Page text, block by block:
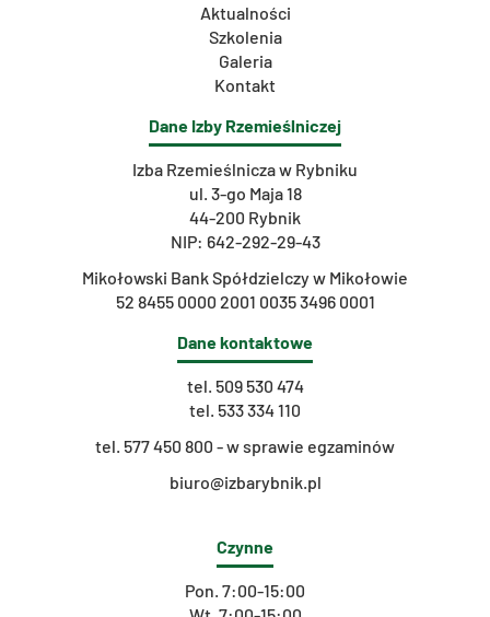
Aktualności
Szkolenia
Galeria
Kontakt
Dane Izby Rzemieślniczej
Izba Rzemieślnicza w Rybniku
ul. 3-go Maja 18
44-200 Rybnik
NIP: 642-292-29-43
Mikołowski Bank Spółdzielczy w Mikołowie
52 8455 0000 2001 0035 3496 0001
Dane kontaktowe
tel. 509 530 474
tel. 533 334 110
tel. 577 450 800 - w sprawie egzaminów
biuro@izbarybnik.pl
Czynne
Pon. 7:00-15:00